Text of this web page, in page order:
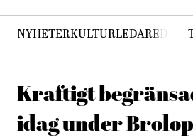
NYHETERKULTURLEDARE
Kraftigt
idag under